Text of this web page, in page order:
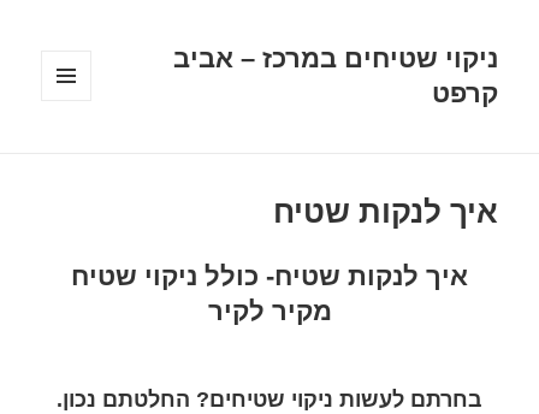
ניקוי שטיחים במרכז – אביב
קרפט
איך לנקות שטיח
איך לנקות שטיח- כולל ניקוי שטיח
מקיר לקיר
בחרתם לעשות ניקוי שטיחים? החלטתם נכון.